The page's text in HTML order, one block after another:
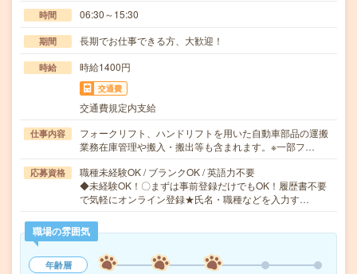
時間 06:30～15:30
期間 長期でお仕事できる方、大歓迎！
時給 時給1400円
交通費
交通費規定内支給
仕事内容
フォークリフト、ハンドリフトを用いた自動車部品の運搬
業務在庫管理や搬入・搬出等も含まれます。※一部フ…
応募資格
職種未経験OK / ブランクOK / 英語力不要
◆未経験OK！〇まずは事前登録だけでもOK！履歴書不要
で気軽にオンライン登録★氏名・職種などを入力す…
職場の雰囲気
年齢層